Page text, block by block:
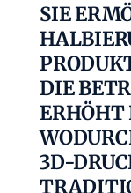
SIE
DIE
ERHÖHT
3D-